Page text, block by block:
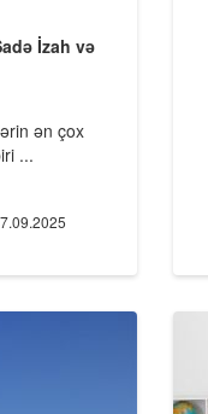
İzah və
ən çox
...